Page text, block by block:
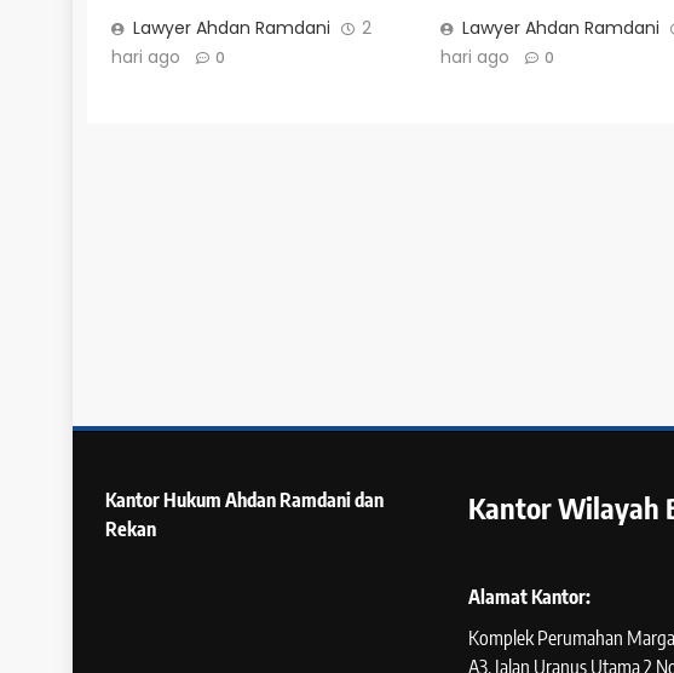
Lawyer Ahdan Ramdani
2
hari ago
0
Lawyer Ahdan Ramdani
hari ago
0
Kantor Hukum Ahdan Ramdani dan
Rekan
Kantor Wilayah
Alamat Kantor:
Komplek Perumahan
A3, Jalan Uranus Utama 2